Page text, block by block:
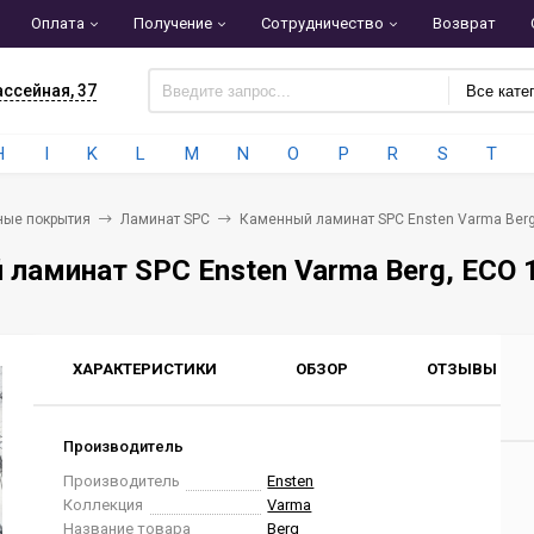
Оплата Получение Сотрудничество Возврат
37 Все
I K L M N O P R S T
покрытия Ламинат SPC Каменный ламинат SPC Ensten Varma
SPC Ensten Varma Berg, ECO
ХАРАКТЕРИСТИКИ ОБЗОР ОТЗЫВЫ
Производитель
Производитель
Ensten
Коллекция
Varma
Название товара
Berg